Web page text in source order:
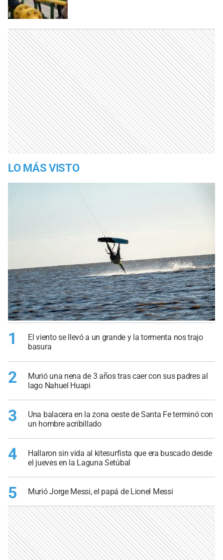
LO MÁS VISTO
1
El viento se llevó a un grande y la tormenta nos trajo
basura
2
Murió una nena de 3 años tras caer con sus padres al
lago Nahuel Huapi
3
Una balacera en la zona oeste de Santa Fe terminó con
un hombre acribillado
4
Hallaron sin vida al kitesurfista que era buscado desde
el jueves en la Laguna Setúbal
5 Murió Jorge Messi, el papá de Lionel Messi